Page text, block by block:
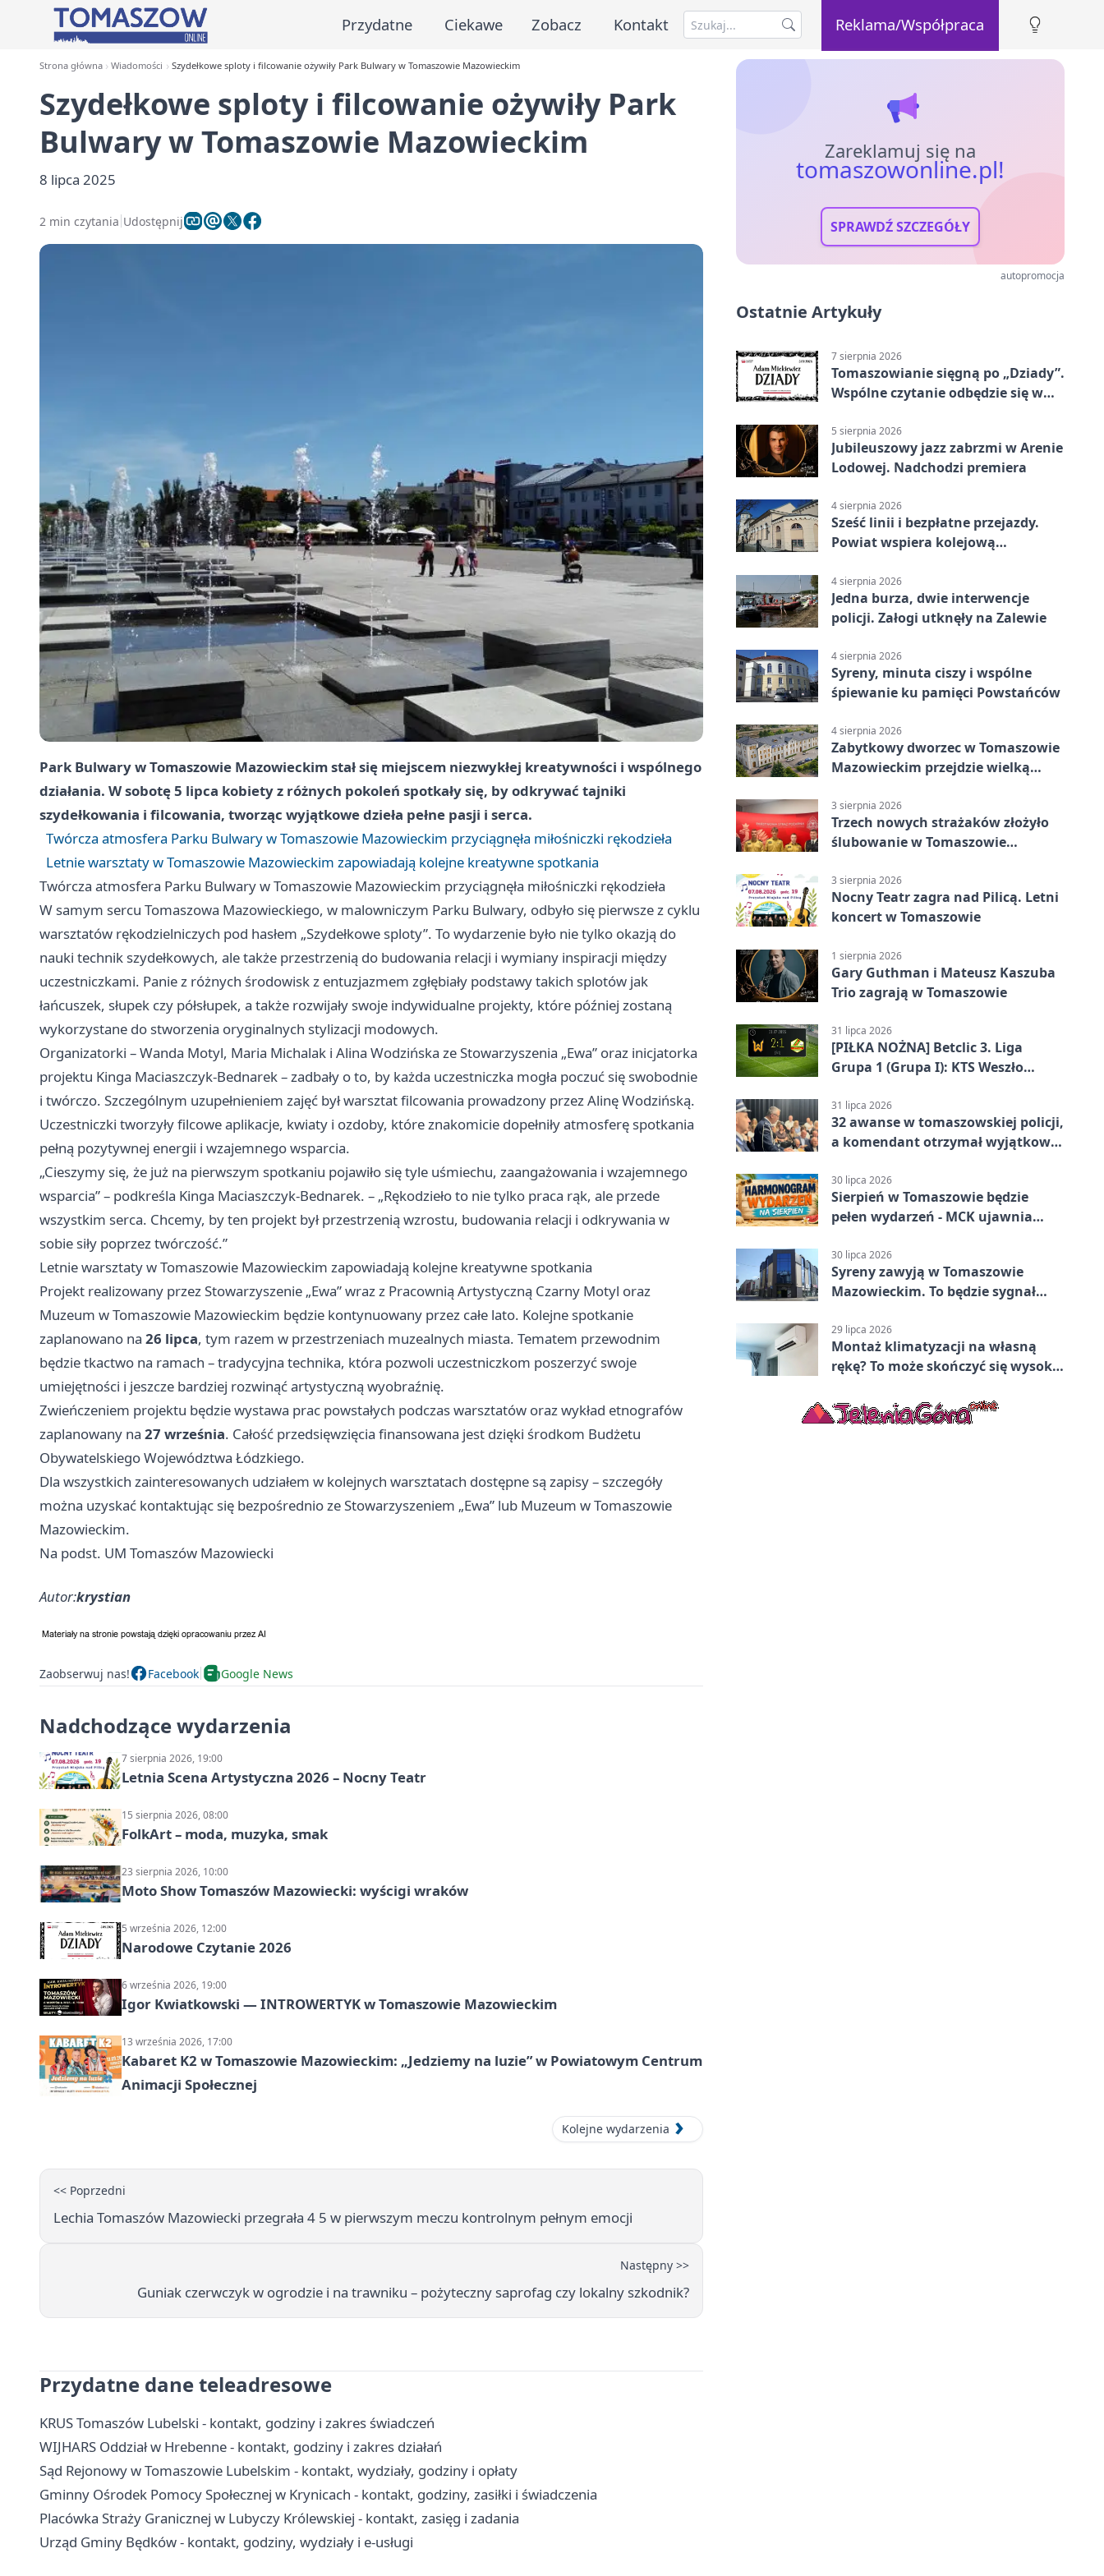
Przydatne Ciekawe Zobacz Kontakt Reklama/Współpraca
Strona główna Wiadomości Szydełkowe sploty i filcowanie ożywiły Park Bulwary w Tomaszowie Mazowieckim
Szydełkowe sploty i filcowanie ożywiły Park
Bulwary w Tomaszowie Mazowieckim
8 lipca 2025
2 min czytania Udostępnij
Park Bulwary w Tomaszowie Mazowieckim stał się miejscem niezwykłej kreatywności i wspólnego
działania. W sobotę 5 lipca kobiety z różnych pokoleń spotkały się, by odkrywać tajniki
szydełkowania i filcowania, tworząc wyjątkowe dzieła pełne pasji i serca.
Twórcza atmosfera Parku Bulwary w Tomaszowie Mazowieckim przyciągnęła miłośniczki rękodzieła
Letnie warsztaty w Tomaszowie Mazowieckim zapowiadają kolejne kreatywne spotkania
Twórcza atmosfera Parku Bulwary w Tomaszowie Mazowieckim przyciągnęła miłośniczki rękodzieła
W samym sercu Tomaszowa Mazowieckiego, w malowniczym Parku Bulwary, odbyło się pierwsze z cyklu
warsztatów rękodzielniczych pod hasłem „Szydełkowe sploty”. To wydarzenie było nie tylko okazją do
nauki technik szydełkowych, ale także przestrzenią do budowania relacji i wymiany inspiracji między
uczestniczkami. Panie z różnych środowisk z entuzjazmem zgłębiały podstawy takich splotów jak
łańcuszek, słupek czy półsłupek, a także rozwijały swoje indywidualne projekty, które później zostaną
wykorzystane do stworzenia oryginalnych stylizacji modowych.
Organizatorki – Wanda Motyl, Maria Michalak i Alina Wodzińska ze Stowarzyszenia „Ewa” oraz inicjatorka
projektu Kinga Maciaszczyk-Bednarek – zadbały o to, by każda uczestniczka mogła poczuć się swobodnie
i twórczo. Szczególnym uzupełnieniem zajęć był warsztat filcowania prowadzony przez Alinę Wodzińską.
Uczestniczki tworzyły filcowe aplikacje, kwiaty i ozdoby, które znakomicie dopełniły atmosferę spotkania
pełną pozytywnej energii i wzajemnego wsparcia.
„Cieszymy się, że już na pierwszym spotkaniu pojawiło się tyle uśmiechu, zaangażowania i wzajemnego
wsparcia” – podkreśla Kinga Maciaszczyk-Bednarek. – „Rękodzieło to nie tylko praca rąk, ale przede
wszystkim serca. Chcemy, by ten projekt był przestrzenią wzrostu, budowania relacji i odkrywania w
sobie siły poprzez twórczość.”
Letnie warsztaty w Tomaszowie Mazowieckim zapowiadają kolejne kreatywne spotkania
Projekt realizowany przez Stowarzyszenie „Ewa” wraz z Pracownią Artystyczną Czarny Motyl oraz
Muzeum w Tomaszowie Mazowieckim będzie kontynuowany przez całe lato. Kolejne spotkanie
zaplanowano na 26 lipca, tym razem w przestrzeniach muzealnych miasta. Tematem przewodnim
będzie tkactwo na ramach – tradycyjna technika, która pozwoli uczestniczkom poszerzyć swoje
umiejętności i jeszcze bardziej rozwinąć artystyczną wyobraźnię.
Zwieńczeniem projektu będzie wystawa prac powstałych podczas warsztatów oraz wykład etnografów
zaplanowany na 27 września. Całość przedsięwzięcia finansowana jest dzięki środkom Budżetu
Obywatelskiego Województwa Łódzkiego.
Dla wszystkich zainteresowanych udziałem w kolejnych warsztatach dostępne są zapisy – szczegóły
można uzyskać kontaktując się bezpośrednio ze Stowarzyszeniem „Ewa” lub Muzeum w Tomaszowie
Mazowieckim.
Na podst. UM Tomaszów Mazowiecki
Autor:krystian
Zaobserwuj nas! Facebook Google News
Nadchodzące wydarzenia
7 sierpnia 2026, 19:00
Letnia Scena Artystyczna 2026 – Nocny Teatr
15 sierpnia 2026, 08:00
FolkArt – moda, muzyka, smak
23 sierpnia 2026, 10:00
Moto Show Tomaszów Mazowiecki: wyścigi wraków
5 września 2026, 12:00
Narodowe Czytanie 2026
6 września 2026, 19:00
Igor Kwiatkowski — INTROWERTYK w Tomaszowie Mazowieckim
13 września 2026, 17:00
Kabaret K2 w Tomaszowie Mazowieckim: „Jedziemy na luzie” w Powiatowym Centrum
Animacji Społecznej
Kolejne wydarzenia
<< Poprzedni
Lechia Tomaszów Mazowiecki przegrała 4 5 w pierwszym meczu kontrolnym pełnym emocji
Następny >>
Guniak czerwczyk w ogrodzie i na trawniku – pożyteczny saprofag czy lokalny szkodnik?
Przydatne dane teleadresowe
KRUS Tomaszów Lubelski - kontakt, godziny i zakres świadczeń
WIJHARS Oddział w Hrebenne - kontakt, godziny i zakres działań
Sąd Rejonowy w Tomaszowie Lubelskim - kontakt, wydziały, godziny i opłaty
Gminny Ośrodek Pomocy Społecznej w Krynicach - kontakt, godziny, zasiłki i świadczenia
Placówka Straży Granicznej w Lubyczy Królewskiej - kontakt, zasięg i zadania
Urząd Gminy Będków - kontakt, godziny, wydziały i e-usługi
Zareklamuj się na
tomaszowonline.pl!
SPRAWDŹ SZCZEGÓŁY
autopromocja
Ostatnie Artykuły
7 sierpnia 2026
Tomaszowianie sięgną po „Dziady”.
Wspólne czytanie odbędzie się w
5 sierpnia 2026
Jubileuszowy jazz zabrzmi w Arenie
Lodowej. Nadchodzi premiera
4 sierpnia 2026
Sześć linii i bezpłatne przejazdy.
Powiat wspiera kolejową
4 sierpnia 2026
Jedna burza, dwie interwencje
policji. Załogi utknęły na Zalewie
4 sierpnia 2026
Syreny, minuta ciszy i wspólne
śpiewanie ku pamięci Powstańców
4 sierpnia 2026
Zabytkowy dworzec w Tomaszowie
Mazowieckim przejdzie wielką
wykonawcy
3 sierpnia 2026
Trzech nowych strażaków złożyło
ślubowanie w Tomaszowie
3 sierpnia 2026
Nocny Teatr zagra nad Pilicą. Letni
koncert w Tomaszowie
1 sierpnia 2026
Gary Guthman i Mateusz Kaszuba
Trio zagrają w Tomaszowie
31 lipca 2026
[PIŁKA NOŻNA] Betclic 3. Liga
Grupa 1 (Grupa I): KTS Weszło
Mazowiecki 2:1
31 lipca 2026
32 awanse w tomaszowskiej policji,
a komendant otrzymał wyjątkowy
30 lipca 2026
Sierpień w Tomaszowie będzie
pełen wydarzeń - MCK ujawnia
30 lipca 2026
Syreny zawyją w Tomaszowie
Mazowieckim. To będzie sygnał
29 lipca 2026
Montaż klimatyzacji na własną
rękę? To może skończyć się wysoką